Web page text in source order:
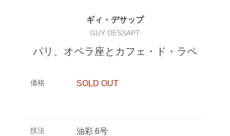
ギィ・デサップ
GUY DESSAPT
パリ、オペラ座とカフェ・ド・ラペ
価格 SOLD OUT
技法 油彩 6号